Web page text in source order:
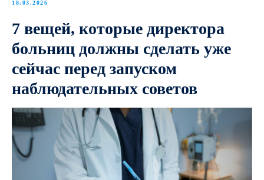
18.03.2026
7 вещей, которые директора
больниц должны сделать уже
сейчас перед запуском
наблюдательных советов